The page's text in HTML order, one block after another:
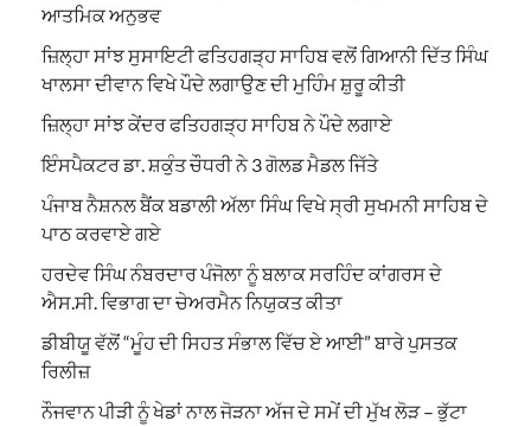
ਆਤਮਿਕ ਅਨੁਭਵ
ਜ਼ਿਲ੍ਹਾ ਸਾਂਝ ਸੁਸਾਇਟੀ ਫਤਿਹਗੜ੍ਹ ਸਾਹਿਬ ਵਲੋਂ ਗਿਆਨੀ ਦਿੱਤ ਸਿੰਘ
ਖਾਲਸਾ ਦੀਵਾਨ ਵਿਖੇ ਪੌਦੇ ਲਗਾਉਣ ਦੀ ਮੁਹਿੰਮ ਸ਼ੁਰੂ ਕੀਤੀ
ਜ਼ਿਲ੍ਹਾ ਸਾਂਝ ਕੇਂਦਰ ਫਤਿਹਗੜ੍ਹ ਸਾਹਿਬ ਨੇ ਪੌਦੇ ਲਗਾਏ
ਇੰਸਪੈਕਟਰ ਡਾ. ਸ਼ਕੁੰਤ ਚੌਧਰੀ ਨੇ 3 ਗੋਲਡ ਮੈਡਲ ਜਿੱਤੇ
ਪੰਜਾਬ ਨੈਸ਼ਨਲ ਬੈਂਕ ਬਡਾਲੀ ਅੱਲਾ ਸਿੰਘ ਵਿਖੇ ਸ੍ਰੀ ਸੁਖਮਨੀ ਸਾਹਿਬ ਦੇ
ਪਾਠ ਕਰਵਾਏ ਗਏ
ਹਰਦੇਵ ਸਿੰਘ ਨੰਬਰਦਾਰ ਪੰਜੋਲਾ ਨੂੰ ਬਲਾਕ ਸਰਹਿੰਦ ਕਾਂਗਰਸ ਦੇ
ਐਸ.ਸੀ. ਵਿਭਾਗ ਦਾ ਚੇਅਰਮੈਨ ਨਿਯੁਕਤ ਕੀਤਾ
ਡੀਬੀਯੂ ਵੱਲੋਂ “ਮੂੰਹ ਦੀ ਸਿਹਤ ਸੰਭਾਲ ਵਿੱਚ ਏ ਆਈ” ਬਾਰੇ ਪੁਸਤਕ
ਰਿਲੀਜ਼
ਨੌਜਵਾਨ ਪੀੜੀ ਨੂੰ ਖੇਡਾਂ ਨਾਲ ਜੋੜਨਾ ਅੱਜ ਦੇ ਸਮੇਂ ਦੀ ਮੁੱਖ ਲੋੜ – ਭੁੱਟਾ